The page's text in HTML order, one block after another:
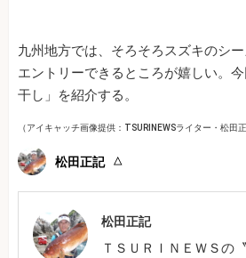
九州地方では、そろそろスズキのシ
エントリーできるところが嬉しい。
干し」を紹介する。
（アイキャッチ画像提供：TSURINEWSライター・松田正
松田正記
松田正記
ＴＳＵＲＩＮＥＷＳの